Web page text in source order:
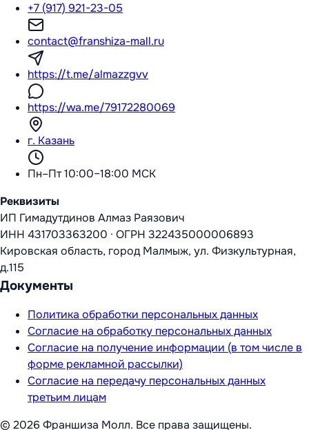
+7 (917) 921-23-05
contact@franshiza-mall.ru
https://t.me/almazzgvv
https://wa.me/79172280069
г. Казань
Пн–Пт 10:00–18:00 МСК
Реквизиты
ИП Гимадутдинов Алмаз Раязович
ИНН 431703363200 · ОГРН 322435000006893
Кировская область, город Малмыж, ул. Физкультурная,
д.115
Документы
Политика обработки персональных данных
Согласие на обработку персональных данных
Согласие на получение информации (в том числе в
форме рекламной рассылки)
Согласие на передачу персональных данных
третьим лицам
© 2026 Франшиза Молл. Все права защищены.